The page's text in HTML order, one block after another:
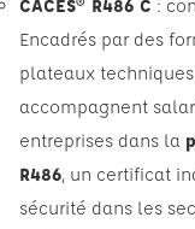
CACES® R486 C :
Encadrés par des
plateaux
accompagnent
entreprises dans la
R486, un certificat
sécurité dans les